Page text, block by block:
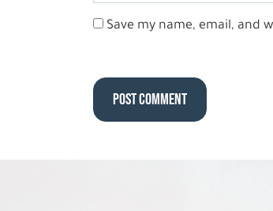
Save my name, email, and